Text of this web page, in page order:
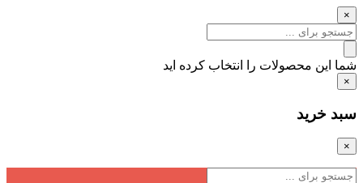
×
شما این محصولات را انتخاب کرده اید
×
سبد خرید
×